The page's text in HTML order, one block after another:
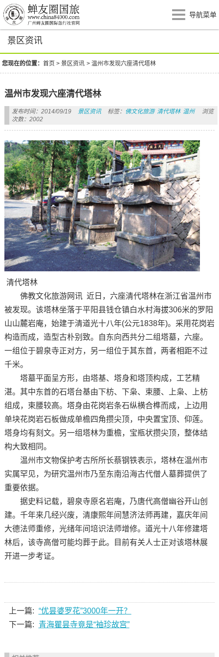
导航菜单
景区资讯
您现在的位置：首页 >景区资讯 >温州市发现六座清代塔林
温州市发现六座清代塔林
发布时间：2014/09/19 景区资讯 标签： 佛文化旅游 清代塔林 温州
浏览
次数：2002
清代塔林
佛教文化旅游网讯 近日，六座清代塔林在浙江省温州市
被发现。该塔林坐落于平阳县钱仓镇白水村海拔306米的罗阳
山山麓岩庵，始建于清道光十八年(公元1838年)。采用花岗岩
构造而成，造型古朴别致。自东向西共分二组塔墓，六座。
一组位于碧泉寺正对方，另一组位于其东首，两者相距不过
千米。
塔墓平面呈方形，由塔基、塔身和塔顶构成，工艺精
湛。其中东首的石塔台基由下枋、下枭、束腰、上枭、上枋
组成，束腰较高。塔身由花岗岩条石纵横合榫而成，上边用
单块花岗岩石板做成单檐四角攒尖顶，中央置宝顶、仰莲。
塔身均有刻文。另一组塔林为重檐，宝瓶状攒尖顶，整体结
构大致相同。
温州市文物保护考古所所长蔡钢铁表示，塔林在温州市
实属罕见，为研究温州市乃至东南沿海古代僧人墓葬提供了
重要依据。
据史料记载，碧泉寺原名岩庵，乃唐代高僧幽谷开山创
建。千年来几经兴废，清康熙年间慧济法师再建，嘉庆年间
大德法师重修，光绪年间培识法师增修。道光十八年修建塔
林后，该寺高僧可能均葬于此。目前有关人士正对该塔林展
开进一步考证。
上一篇: “优昙婆罗花”3000年一开？
下一篇:
青海瞿昙寺竟是“袖珍故宫”